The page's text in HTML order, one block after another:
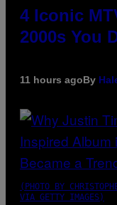
4 Iconic
2000s You
11 hours agoBy
(PHOTO BY
VIA GETTY IMAGES)